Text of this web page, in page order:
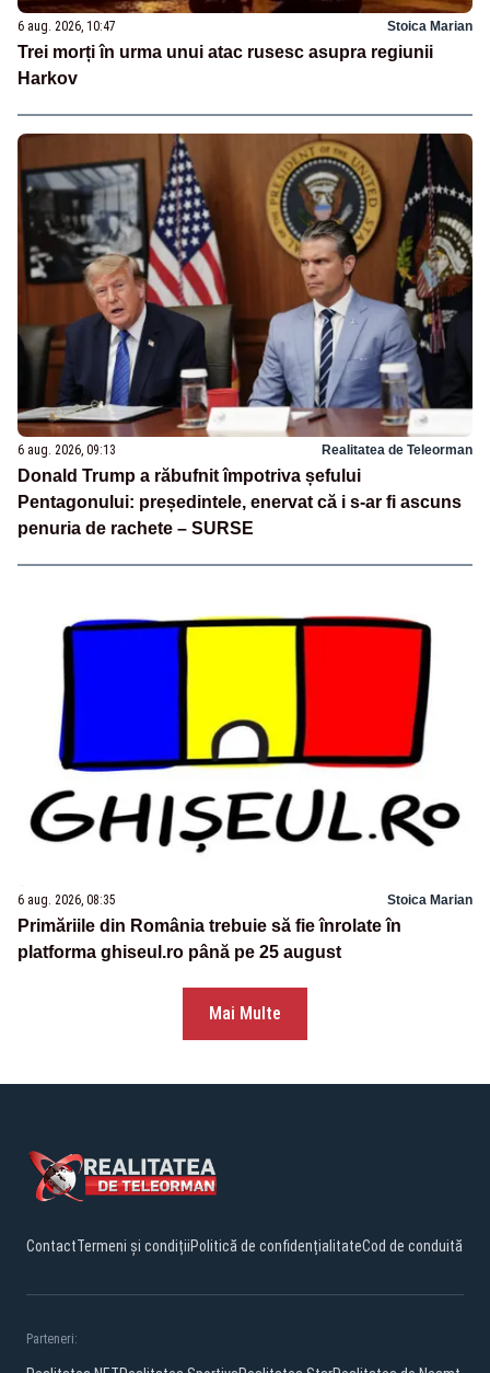
6 aug. 2026, 10:47 Stoica Marian
Trei morți în urma unui atac rusesc asupra regiunii
Harkov
6 aug. 2026, 09:13 Realitatea de Teleorman
Donald Trump a răbufnit împotriva șefului
Pentagonului: președintele, enervat că i s-ar fi ascuns
penuria de rachete – SURSE
6 aug. 2026, 08:35 Stoica Marian
Primăriile din România trebuie să fie înrolate în
platforma ghiseul.ro până pe 25 august
Mai Multe
ContactTermeni și condițiiPolitică de confidențialitateCod de conduită
Parteneri: